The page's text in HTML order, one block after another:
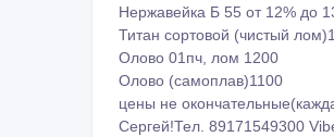
Нержавейка Б 55 от 12% до
Титан сортовой (чистый
Олово 01пч, лом 1200
Олово (самоплав)1100
цены не
Сергей!Тел. 89171549300